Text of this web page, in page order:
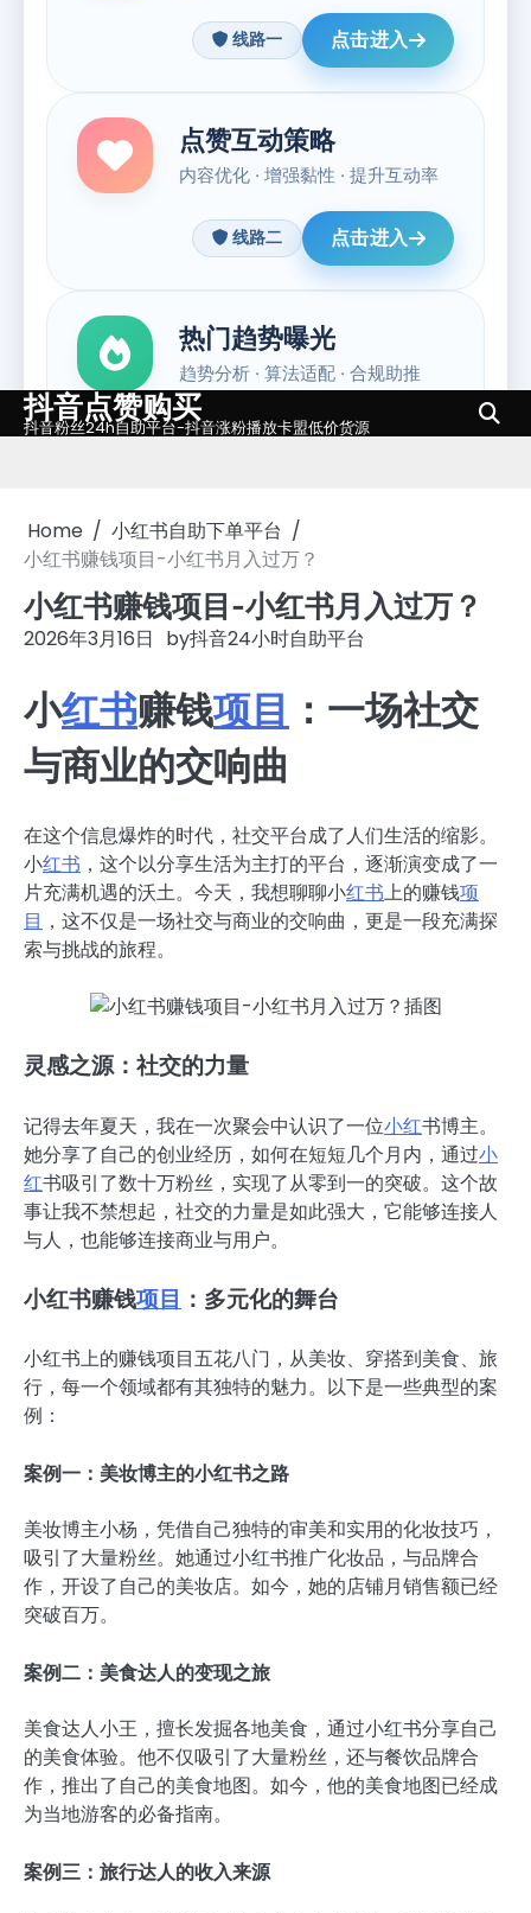
Skip
to
抖音点赞购买
抖音粉丝24h自助平台-抖音涨粉播放卡盟低价货源
Home
小红书自助下单平台
小红书赚钱项目-小红书月入过万？
小红书赚钱项目-小红书月入过万？
2026年3月16日 by抖音24小时自助平台
小红书赚钱项目 ：一场社交
与商业的交响曲
在这个信息爆炸的时代，社交平台成了人们生活的缩影。
小红书 ，这个以分享生活为主打的平台，逐渐演变成了一
片充满机遇的沃土。今天，我想聊聊小红书上的赚钱项
目 ，这不仅是一场社交与商业的交响曲，更是一段充满探
索与挑战的旅程。
灵感之源：社交的力量
记得去年夏天，我在一次聚会中认识了一位小红书博主。
她分享了自己的创业经历，如何在短短几个月内，通过小
红书吸引了数十万粉丝，实现了从零到一的突破。这个故
事让我不禁想起，社交的力量是如此强大，它能够连接人
与人，也能够连接商业与用户。
小红书赚钱项目 ：多元化的舞台
小红书上的赚钱项目五花八门，从美妆、穿搭到美食、旅
行，每一个领域都有其独特的魅力。以下是一些典型的案
例：
案例一：美妆博主的小红书之路
美妆博主小杨，凭借自己独特的审美和实用的化妆技巧，
吸引了大量粉丝。她通过小红书推广化妆品，与品牌合
作，开设了自己的美妆店。如今，她的店铺月销售额已经
突破百万。
案例二：美食达人的变现之旅
美食达人小王，擅长发掘各地美食，通过小红书分享自己
的美食体验。他不仅吸引了大量粉丝，还与餐饮品牌合
作，推出了自己的美食地图。如今，他的美食地图已经成
为当地游客的必备指南。
案例三：旅行达人的收入来源